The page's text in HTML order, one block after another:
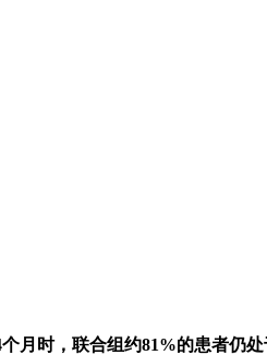
个月时，联合组约81%的患者仍